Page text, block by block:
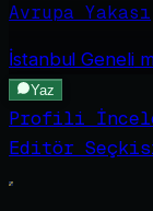
Avrupa Yakası
İstanbul Geneli
Yaz
Profili
Editör